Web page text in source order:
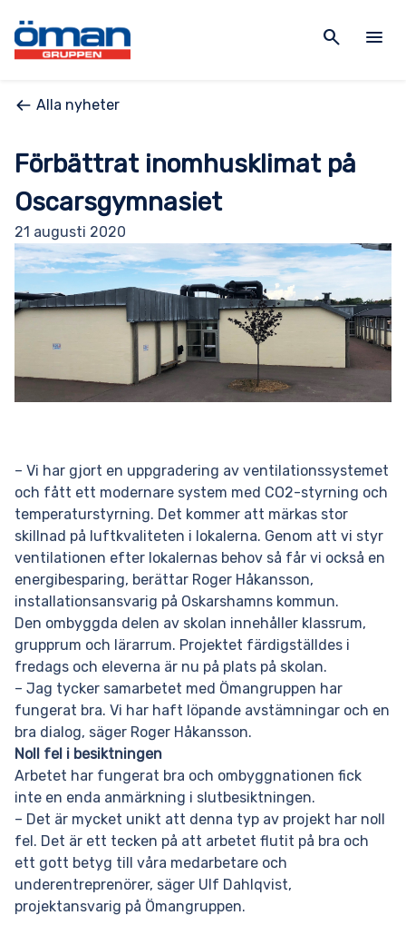
search menu
Alla nyheter
Förbättrat inomhusklimat på
Oscarsgymnasiet
21 augusti 2020
– Vi har gjort en uppgradering av ventilationssystemet
och fått ett modernare system med CO2-styrning och
temperaturstyrning. Det kommer att märkas stor
skillnad på luftkvaliteten i lokalerna. Genom att vi styr
ventilationen efter lokalernas behov så får vi också en
energibesparing, berättar Roger Håkansson,
installationsansvarig på Oskarshamns kommun.
Den ombyggda delen av skolan innehåller klassrum,
grupprum och lärarrum. Projektet färdigställdes i
fredags och eleverna är nu på plats på skolan.
– Jag tycker samarbetet med Ömangruppen har
fungerat bra. Vi har haft löpande avstämningar och en
bra dialog, säger Roger Håkansson.
Noll fel i besiktningen
Arbetet har fungerat bra och ombyggnationen fick
inte en enda anmärkning i slutbesiktningen.
– Det är mycket unikt att denna typ av projekt har noll
fel. Det är ett tecken på att arbetet flutit på bra och
ett gott betyg till våra medarbetare och
underentreprenörer, säger Ulf Dahlqvist,
projektansvarig på Ömangruppen.